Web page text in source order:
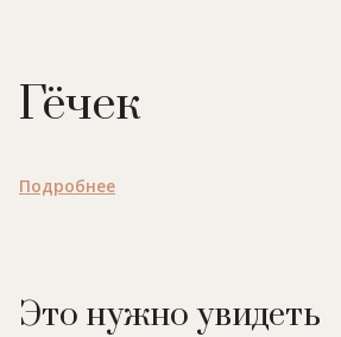
Гёчек
Подробнее
Это нужно увидеть